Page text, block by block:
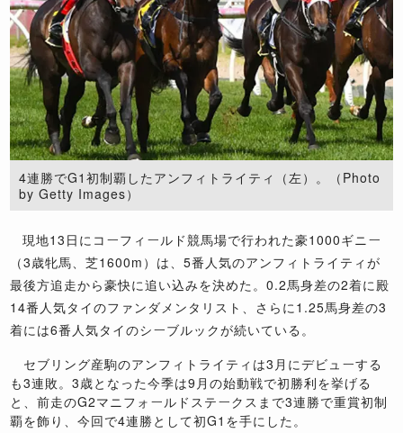
4連勝でG1初制覇したアンフィトライティ（左）。（Photo
by Getty Images）
現地13 日にコーフィールド競馬場で行われた豪1000ギニー
（3歳牝馬、芝1600m ）は、5番人気のアンフィトライティが
最後方追走から豪快に追い込みを決めた。0.2馬身差の2着に殿
14番人気タイのファンダメンタリスト、さらに1.25馬身差の3
着には6番人気タイのシーブルックが続いている。
セブリング産駒のアンフィトライティは3 月にデビューする
も3連敗。3歳となった今季は9 月の始動戦で初勝利を挙げる
と、前走のG2マニフォールドステークスまで3連勝で重賞初制
覇を飾り、今回で4連勝として初G1 を手にした。